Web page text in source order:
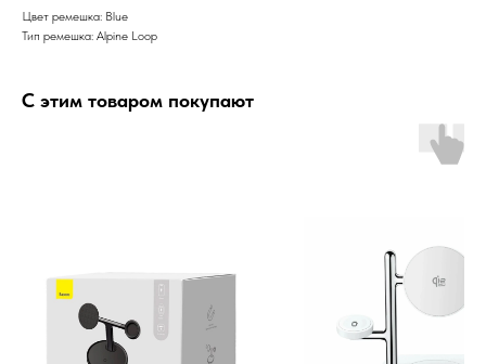
Цвет ремешка: Blue
Тип ремешка: Alpine Loop
С этим товаром покупают